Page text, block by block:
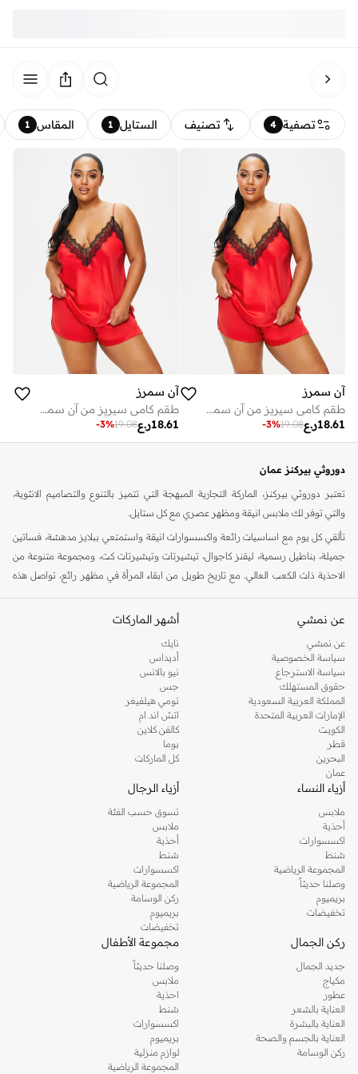
تصفية 4 تصنيف الستايل 1 المقاس 1
آن سمرز
طقم كامي سيريز من آن سمرز
ر.ع18.61
19.08
-3%
آن سمرز
طقم كامي سيريز من آن سمرز
ر.ع18.61
19.08
-3%
دوروثي بيركنز عمان
تعتبر دوروثي بيركنز، الماركة التجارية المبهجة التي تتميز بالتنوع والتصاميم الانثوية،
والتي توفر لك ملابس انيقة ومظهر عصري مع كل ستايل.
تألقي كل يوم مع اساسيات رائعة واكسسوارات انيقة واستمتعي ببلايز مدهشة، فساتين
جميلة، بناطيل رسمية، ليقنز كاجوال، تيشيرتات وتيشيرتات كت، ومجموعة متنوعة من
الاحذية ذات الكعب العالي. مع تاريخ طويل من ابقاء المرأة في مظهر رائع، تواصل هذه
كنت تقومين بتجديد خزانة ملابسك الملائمة للعمل، البحث عن فستان مثالي للحفلات او
اليه.
تسوقي دوروثي بيركنز اون لاين مسقط
تسوقي دوروثي بيركنز اون لاين من نمشي واستمتعي باكثر من الف ستايل من مجموعة
دوروثي بيركنز الشهيرة. تصفحي المجموعة كاملة في متجر دوروثي بيركنز اون لاين او
استخدمي القائمة لتحديد تجربة تسوق دوروثي بيركنز اون لاين. خدمة التوصيل السريعة
والدعم الاستثنائي يضمن لك تجربة تسوق ممتعة دائما مع نمشي.
عن نمشي
عن نمشي
سياسة الخصوصية
سياسة الاسترجاع
حقوق المستهلك
المملكة العربية السعودية
الإمارات العربية المتحدة
الكويت
قطر
البحرين
عمان
أشهر الماركات
نايك
أديداس
نيو بالانس
جس
تومي هيلفيغر
اتش اند ام
كالفن كلاين
بوما
كل الماركات
أزياء النساء
ملابس
أحذية
اكسسوارات
شنط
المجموعة الرياضية
وصلنا حديثاً
بريميوم
تخفيضات
أزياء الرجال
تسوق حسب الفئة
ملابس
أحذية
شنط
اكسسوارات
المجموعة الرياضية
ركن الوسامة
بريميوم
تخفيضات
ركن الجمال
جديد الجمال
مكياج
عطور
العناية بالشعر
العناية بالبشرة
العناية بالجسم والصحة
ركن الوسامة
مجموعة الأطفال
وصلنا حديثاً
ملابس
احذية
شنط
اكسسوارات
بريميوم
لوازم منزلية
المجموعة الرياضية